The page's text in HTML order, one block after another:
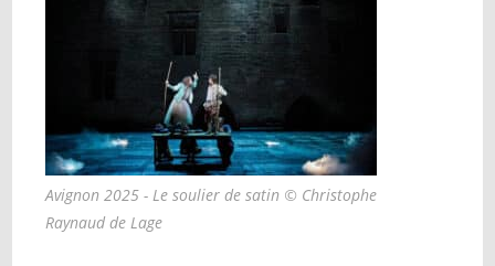
Avignon 2025 - Le soulier de satin © Christophe
Raynaud de Lage